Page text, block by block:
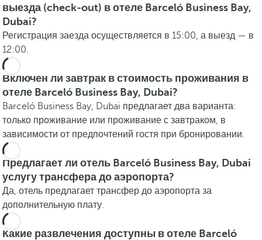
выезда (check-out) в отеле Barceló Business Bay,
Dubai?
Регистрация заезда осуществляется в 15:00, а выезд — в
12:00.
Включен ли завтрак в стоимость проживания в
отеле Barceló Business Bay, Dubai?
Barceló Business Bay, Dubai предлагает два варианта:
только проживание или проживание с завтраком, в
зависимости от предпочтений гостя при бронировании.
Предлагает ли отель Barceló Business Bay, Dubai
услугу трансфера до аэропорта?
Да, отель предлагает трансфер до аэропорта за
дополнительную плату.
Какие развлечения доступны в отеле Barceló